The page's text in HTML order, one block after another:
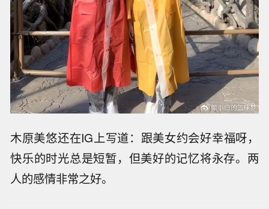
木原美悠还在IG上写道：跟美女约会好幸福呀，
快乐的时光总是短暂，但美好的记忆将永存。两
人的感情非常之好。